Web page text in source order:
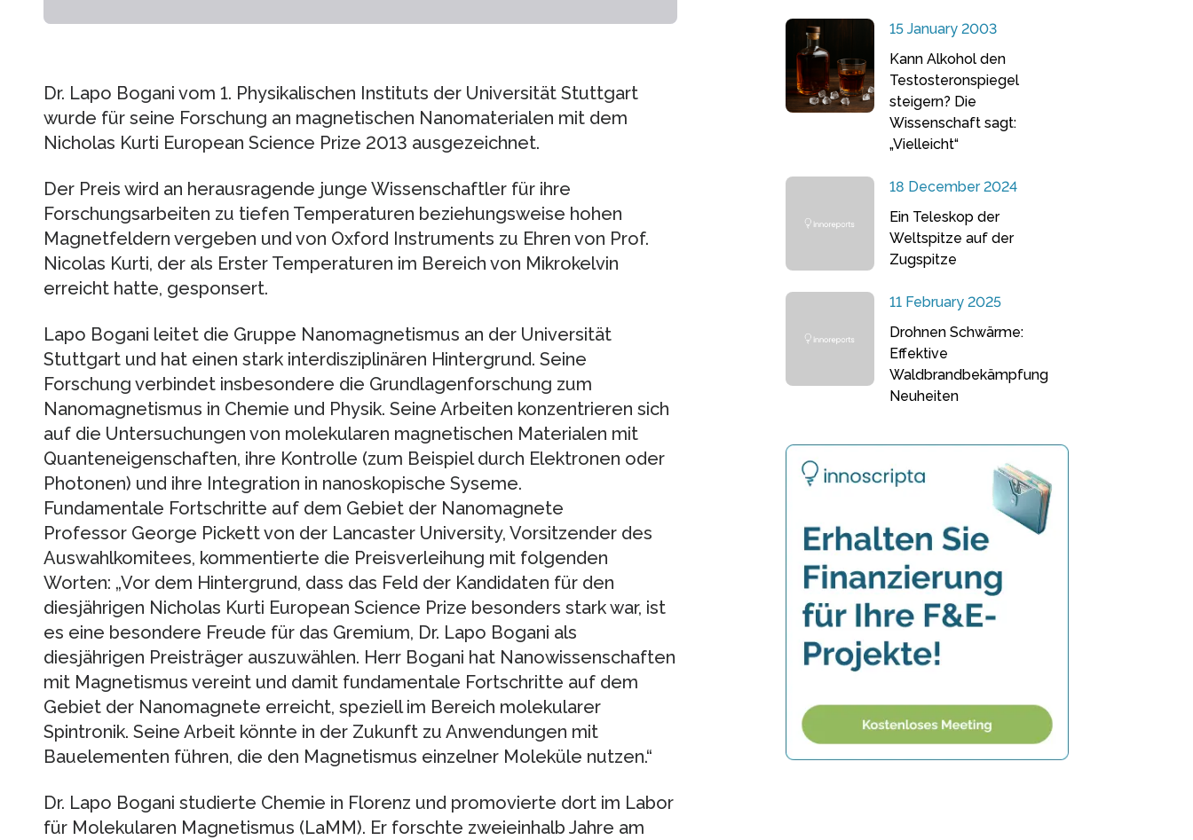
Dr. Lapo Bogani vom 1. Physikalischen Instituts der Universität Stuttgart
wurde für seine Forschung an magnetischen Nanomaterialen mit dem
Nicholas Kurti European Science Prize 2013 ausgezeichnet.
Der Preis wird an herausragende junge Wissenschaftler für ihre
Forschungsarbeiten zu tiefen Temperaturen beziehungsweise hohen
Magnetfeldern vergeben und von Oxford Instruments zu Ehren von Prof.
Nicolas Kurti, der als Erster Temperaturen im Bereich von Mikrokelvin
erreicht hatte, gesponsert.
Lapo Bogani leitet die Gruppe Nanomagnetismus an der Universität
Stuttgart und hat einen stark interdisziplinären Hintergrund. Seine
Forschung verbindet insbesondere die Grundlagenforschung zum
Nanomagnetismus in Chemie und Physik. Seine Arbeiten konzentrieren sich
auf die Untersuchungen von molekularen magnetischen Materialen mit
Quanteneigenschaften, ihre Kontrolle (zum Beispiel durch Elektronen oder
Photonen) und ihre Integration in nanoskopische Syseme.
Fundamentale Fortschritte auf dem Gebiet der Nanomagnete
Professor George Pickett von der Lancaster University, Vorsitzender des
Auswahlkomitees, kommentierte die Preisverleihung mit folgenden
Worten: „Vor dem Hintergrund, dass das Feld der Kandidaten für den
diesjährigen Nicholas Kurti European Science Prize besonders stark war, ist
es eine besondere Freude für das Gremium, Dr. Lapo Bogani als
diesjährigen Preisträger auszuwählen. Herr Bogani hat Nanowissenschaften
mit Magnetismus vereint und damit fundamentale Fortschritte auf dem
Gebiet der Nanomagnete erreicht, speziell im Bereich molekularer
Spintronik. Seine Arbeit könnte in der Zukunft zu Anwendungen mit
Bauelementen führen, die den Magnetismus einzelner Moleküle nutzen.“
Dr. Lapo Bogani studierte Chemie in Florenz und promovierte dort im Labor
für Molekularen Magnetismus (LaMM). Er forschte zweieinhalb Jahre am
15 January 2003
Kann Alkohol den
Testosteronspiegel
steigern? Die
Wissenschaft sagt:
„Vielleicht“
18 December 2024
Ein Teleskop der
Weltspitze auf der
Zugspitze
11 February 2025
Drohnen Schwärme:
Effektive
Waldbrandbekämpfung
Neuheiten